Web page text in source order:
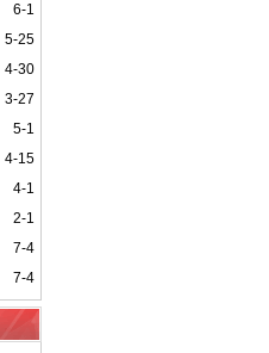
6-1
5-25
4-30
3-27
5-1
4-15
4-1
2-1
7-4
7-4